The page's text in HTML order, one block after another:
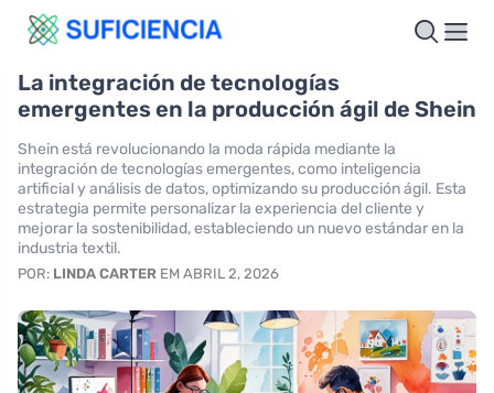
La integración de tecnologías
emergentes en la producción ágil de Shein
Shein está revolucionando la moda rápida mediante la
integración de tecnologías emergentes, como inteligencia
artificial y análisis de datos, optimizando su producción ágil. Esta
estrategia permite personalizar la experiencia del cliente y
mejorar la sostenibilidad, estableciendo un nuevo estándar en la
industria textil.
POR: LINDA CARTER EM ABRIL 2, 2026